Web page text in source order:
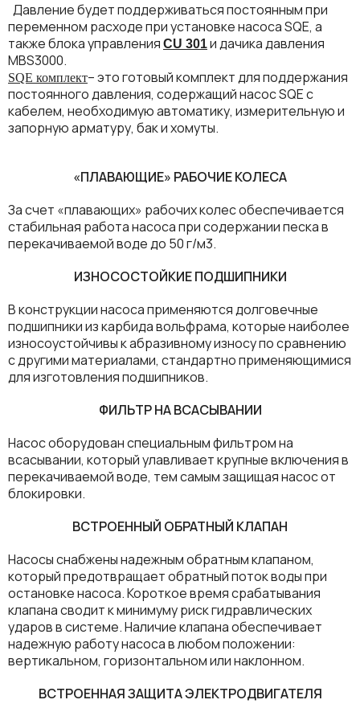
Давление будет поддерживаться постоянным при
переменном расходе при установке насоса SQE, а
также блока управления CU 301и дачика давления
MBS3000.
SQE комплект– это готовый комплект для поддержания
постоянного давления, содержащий насос SQE с
кабелем, необходимую автоматику, измерительную и
запорную арматуру, бак и хомуты.
«ПЛАВАЮЩИЕ» РАБОЧИЕ КОЛЕСА
За счет «плавающих» рабочих колес обеспечивается
стабильная работа насоса при содержании песка в
перекачиваемой воде до 50 г/м3.
ИЗНОСОСТОЙКИЕ ПОДШИПНИКИ
В конструкции насоса применяются долговечные
подшипники из карбида вольфрама, которые наиболее
износоустойчивы к абразивному износу по сравнению
с другими материалами, стандартно применяющимися
для изготовления подшипников.
ФИЛЬТР НА ВСАСЫВАНИИ
Насос оборудован специальным фильтром на
всасывании, который улавливает крупные включения в
перекачиваемой воде, тем самым защищая насос от
блокировки.
ВСТРОЕННЫЙ ОБРАТНЫЙ КЛАПАН
Насосы снабжены надежным обратным клапаном,
который предотвращает обратный поток воды при
остановке насоса. Короткое время срабатывания
клапана сводит к минимуму риск гидравлических
ударов в системе. Наличие клапана обеспечивает
надежную работу насоса в любом положении:
вертикальном, горизонтальном или наклонном.
ВСТРОЕННАЯ ЗАЩИТА ЭЛЕКТРОДВИГАТЕЛЯ